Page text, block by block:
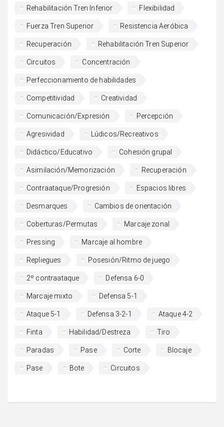
Rehabilitación Tren Inferior Flexibilidad
Fuerza Tren Superior Resistencia Aeróbica
Recuperación Rehabilitación Tren Superior
Circuitos Concentración
Perfeccionamiento de habilidades
Competitividad Creatividad
Comunicación/Expresión Percepción
Agresividad Lúdicos/Recreativos
Didáctico/Educativo Cohesión grupal
Asimilación/Memorización Recuperación
Contraataque/Progresión Espacios libres
Desmarques Cambios de orientación
Coberturas/Permutas Marcaje zonal
Pressing Marcaje al hombre
Repliegues Posesión/Ritmo de juego
2º contraataque Defensa 6-0
Marcaje mixto Defensa 5-1
Ataque 5-1 Defensa 3-2-1 Ataque 4-2
Finta Habilidad/Destreza Tiro
Paradas Pase Corte Blocaje
Pase Bote Circuitos